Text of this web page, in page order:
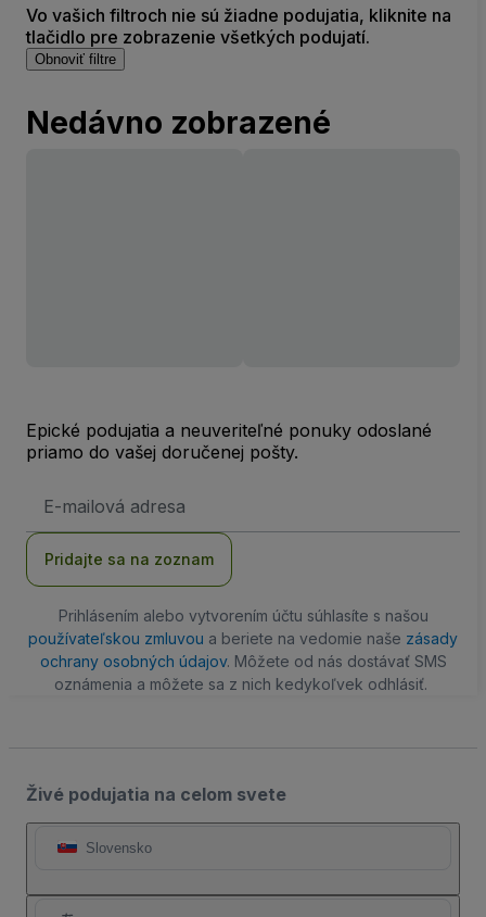
Vo vašich filtroch nie sú žiadne podujatia, kliknite na
tlačidlo pre zobrazenie všetkých podujatí.
Obnoviť filtre
Nedávno zobrazené
Epické podujatia a neuveriteľné ponuky odoslané
priamo do vašej doručenej pošty.
mailová
Pridajte sa na zoznam
Prihlásením alebo vytvorením účtu súhlasíte s našou
používateľskou zmluvou a beriete na vedomie naše zásady
ochrany osobných údajov. Môžete od nás dostávať SMS
oznámenia a môžete sa z nich kedykoľvek odhlásiť.
Živé podujatia na celom svete
Slovensko